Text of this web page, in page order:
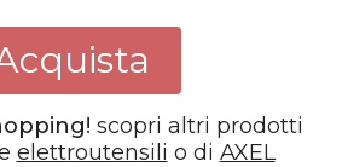
scopri altri prodotti
elettroutensili o di AXEL